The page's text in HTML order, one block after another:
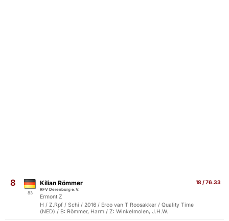
8
83
18 / 76.33
Kilian Römmer
RFV Derenburg e.V.
Ermont Z
H / Z.Rpf / Schi / 2016 / Erco van T Roosakker / Quality Time
(NED) / B: Römmer, Harm / Z: Winkelmolen, J.H.W.